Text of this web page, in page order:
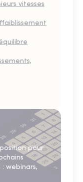
vitesses
pour
webinars,